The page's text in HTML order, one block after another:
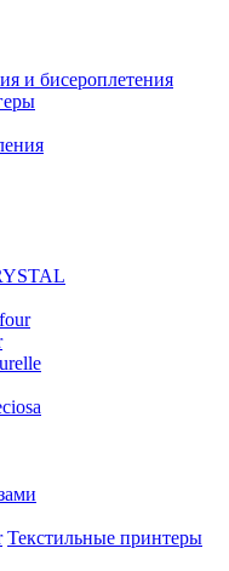
и бисероплетения
Текстильные принтеры